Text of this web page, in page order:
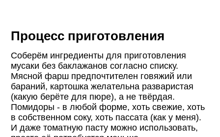
Процесс приготовления
Соберём ингредиенты для приготовления
мусаки без баклажанов согласно списку.
Мясной фарш предпочтителен говяжий или
бараний, картошка желательна разваристая
(какую берёте для пюре), а не твёрдая.
Помидоры - в любой форме, хоть свежие, хоть
в собственном соку, хоть пассата (как у меня).
И даже томатную пасту можно использовать,